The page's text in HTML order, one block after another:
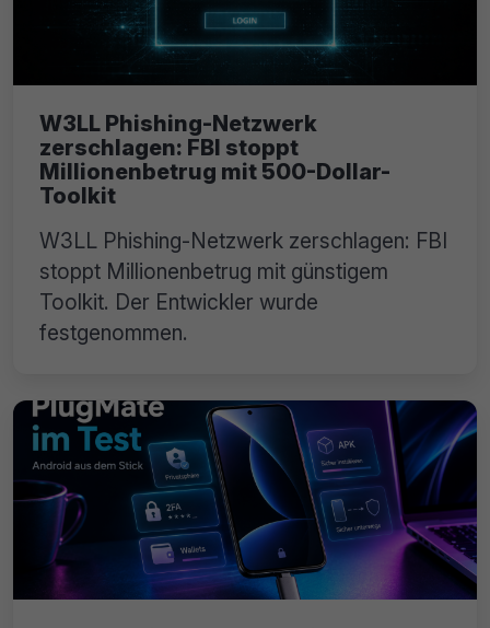
W3LL Phishing-Netzwerk
zerschlagen: FBI stoppt
Millionenbetrug mit 500-Dollar-
Toolkit
W3LL Phishing-Netzwerk zerschlagen: FBI
stoppt Millionenbetrug mit günstigem
Toolkit. Der Entwickler wurde
festgenommen.